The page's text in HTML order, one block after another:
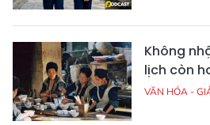
Không
lịch còn
VĂN HÓA -